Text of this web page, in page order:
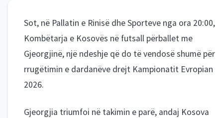
Sot, në Pallatin e Rinisë dhe Sporteve nga ora 20:00,
Kombëtarja e Kosovës në futsall përballet me
Gjeorgjinë, një ndeshje që do të vendosë shumë për
rrugëtimin e dardanëve drejt Kampionatit Evropian
2026.
Gjeorgjia triumfoi në takimin e parë, andaj Kosova